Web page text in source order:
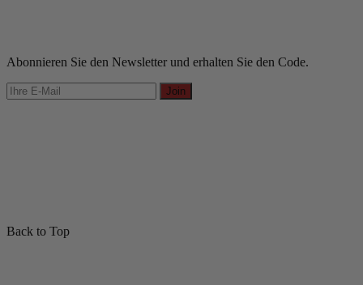
Abonnieren Sie den Newsletter und erhalten Sie den Code.
Join
Back to Top